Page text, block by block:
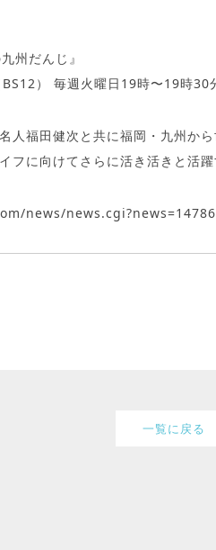
州だんじ』
） 毎週火曜日19時〜19時30
人福田健次と共に福岡・九州か
フに向けてさらに活き活きと活躍
news/
一覧に戻る